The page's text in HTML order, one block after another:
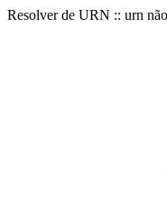
Resolver de URN :: urn